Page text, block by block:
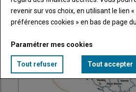
1 000 litres en novembre 2023.…
revenir sur vos choix, en utilisant le lien
préférences cookies » en bas de page
Paramétrer mes cookies
Tout refuser Tout accepter